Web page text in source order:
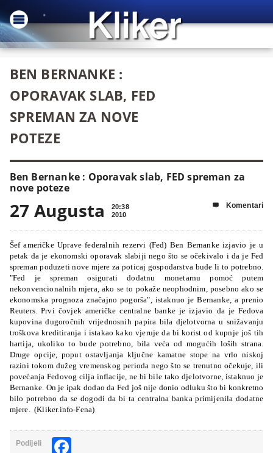
BEN BERNANKE :
OPORAVAK SLAB, FED
SPREMAN ZA NOVE
POTEZE
Ben Bernanke : Oporavak slab, FED spreman za
nove poteze
27 Augusta
20:38
2010
 Komentari
Šef američke Uprave federalnih rezervi (Fed) Ben Bernanke izjavio je u
petak da je ekonomski oporavak slabiji nego što se očekivalo i da je Fed
spreman poduzeti nove mjere za poticaj gospodarstva bude li to potrebno.
"Fed je spreman osigurati dodatnu monetarnu pomoć putem
nekonvencionalnih mjera, ako se to pokaže neophodnim, posebno ako se
ekonomska prognoza značajno pogorša", istaknuo je Bernanke, a prenio
Reuters. Prvi čovjek američke centralne banke je izjavio da je Fedova
kupovina dugoročnih vrijednosnih papira bila djelotvorna u snižavanju
troškova kreditiranja i istakao kako vjeruje da bi korist od kupnje još tih
hartija, ukoliko to bude potrebno, bila veća od mogućih loših strana.
Druge opcije, poput ostavljanja ključne kamatne stope na vrlo niskoj
razini tokom dužeg vremenskog perioda nego što se trenutno očekuje, ili
povećanja Fedovog cilja inflacije, ne bi bile tako djelotvorne, istaknuo je
Bernanke. On je ipak dodao da Fed još nije donio odluku što bi konkretno
bilo potrebno da se dogodi da bi ta centralna banka primijenila dodatne
mjere. (Kliker.info-Fena)
Podijeli